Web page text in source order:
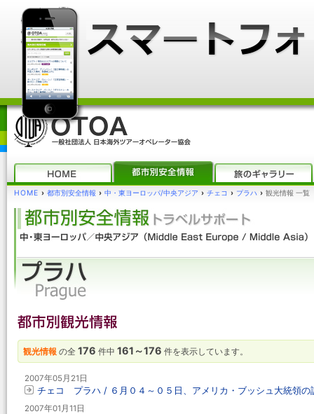
HOME › 都市別安全情報 › 中・東ヨーロッパ/中央アジア › チェコ › プラハ › 観光情報 一覧
観光情報 の全 176 件中 161～176 件を表示しています。
2007年05月21日
チェコ プラハ / ６月０４～０５日、アメリカ・ブッシュ大統領の
2007年01月11日